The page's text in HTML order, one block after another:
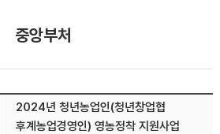
중앙부처
2024년 청년농업인(청년창업협
후계농업경영인) 영농정착 지원사업